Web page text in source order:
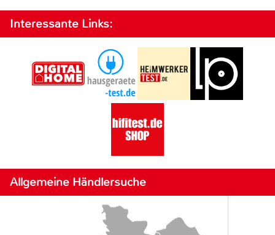
Interessante Links:
Allgemeine Händlersuche